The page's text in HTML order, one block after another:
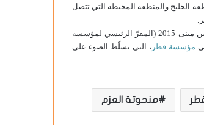
الخليج والمنطقة المحيطة التي تتصل
صُمم العمل الفني “العزم” احتفاءً بمرور 25 عامًا على تأسيس مؤسسة قطر، ويقع بالقرب من مبنى 2015 (المقرّ الرئيسي لمؤسسة
مؤسسة قطر ، التي تسلّط الضوء على
منحوتة العزم